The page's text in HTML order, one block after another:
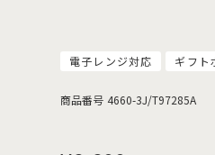
電子レンジ対応 ギフト
商品番号 4660-3J/T97285A